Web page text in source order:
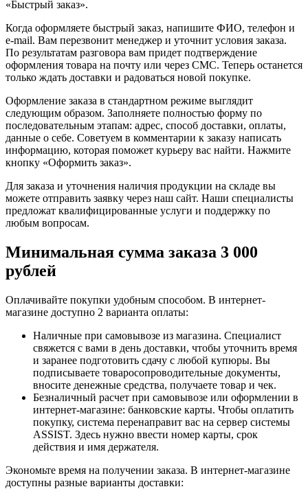
«Быстрый заказ».
Когда оформляете быстрый заказ, напишите ФИО, телефон и
e-mail. Вам перезвонит менеджер и уточнит условия заказа.
По результатам разговора вам придет подтверждение
оформления товара на почту или через СМС. Теперь останется
только ждать доставки и радоваться новой покупке.
Оформление заказа в стандартном режиме выглядит
следующим образом. Заполняете полностью форму по
последовательным этапам: адрес, способ доставки, оплаты,
данные о себе. Советуем в комментарии к заказу написать
информацию, которая поможет курьеру вас найти. Нажмите
кнопку «Оформить заказ».
Для заказа и уточнения наличия продукции на складе вы
можете отправить заявку через наш сайт. Наши специалисты
предложат квалифицированные услуги и поддержку по
любым вопросам.
Минимальная сумма заказа 3 000
рублей
Оплачивайте покупки удобным способом. В интернет-
магазине доступно 2 варианта оплаты:
Наличные при самовывозе из магазина. Специалист
свяжется с вами в день доставки, чтобы уточнить время
и заранее подготовить сдачу с любой купюры. Вы
подписываете товаросопроводительные документы,
вносите денежные средства, получаете товар и чек.
Безналичный расчет при самовывозе или оформлении в
интернет-магазине: банковские карты. Чтобы оплатить
покупку, система перенаправит вас на сервер системы
ASSIST. Здесь нужно ввести номер карты, срок
действия и имя держателя.
Экономьте время на получении заказа. В интернет-магазине
доступны разные варианты доставки: